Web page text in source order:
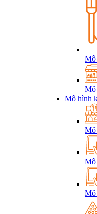
Mô
Mô
Mô hình
Mô
Mô